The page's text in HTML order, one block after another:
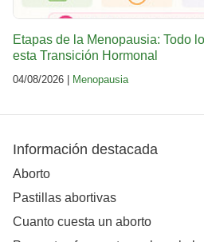
Etapas de la Menopausia: Todo
esta Transición Hormonal
04/08/2026 | Menopausia
Información destacada
Aborto
Pastillas abortivas
Cuanto cuesta un aborto